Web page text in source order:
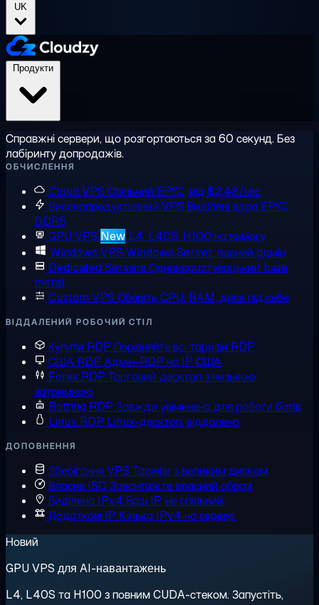
UK
Справжні сервери, що розгортаються за 60 секунд. Без
лабіринту допродажів.
ОБЧИСЛЕННЯ
Cloud VPS Спільний EPYC, від $2,48/міс
Високопродуктивний VPS Виділені ядра EPYC,
DDR5
GPU VPS New L4, L40S, H100 на вимогу
Windows VPS Windows Server, повний адмін
Dedicated Servers Однокористувацький bare
metal
Custom VPS Оберіть CPU, RAM, диск під себе
ВІДДАЛЕНИЙ РОБОЧИЙ СТІЛ
Купити RDP Порівняйте всі тарифи RDP
США RDP Адмін-RDP на IP США
Forex RDP Торговий десктоп з низькою
затримкою
Botting RDP Завжди увімкнено для роботи ботів
Linux RDP Linux-десктоп, віддалено
ДОПОВНЕННЯ
Зберігання VPS Тарифи з великим диском
Власне ISO Завантажте власний образ
Виділена IPv4 Ваш IP, не спільний
Додаткові IP Кілька IPv4 на сервер
Новий
GPU VPS для AI-навантажень
L4, L40S та H100 з повним CUDA-стеком. Запустіть,